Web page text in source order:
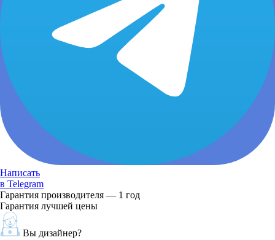
Написать
в Telegram
Гарантия производителя — 1 год
Гарантия лучшей цены
Вы дизайнер?